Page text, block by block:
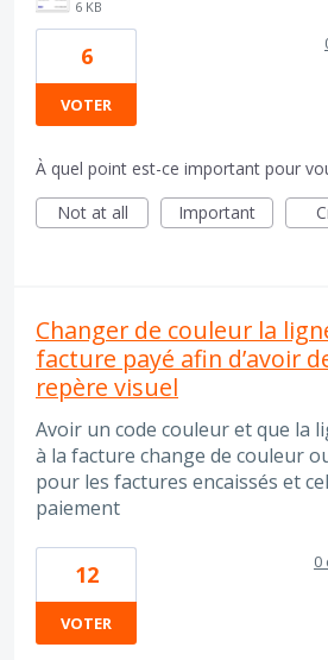
6 KB
6
VOTER
À quel point est-ce important pour
Not at all
Important
Changer de couleur la
facture payé afin d’avoir
repère visuel
Avoir un code couleur et que la
à la facture change de couleur
pour les factures encaissés et
paiement
12
VOTER
0